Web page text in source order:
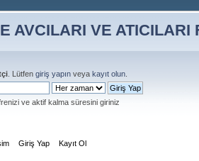
. Lütfen giriş yapın veya kayıt olun
ve aktif kalma süresini giriniz
Giriş Yap Kayıt Ol